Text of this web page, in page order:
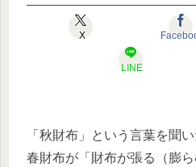
X
LINE
「秋財布」という言葉を聞
春財布が「財布が張る（膨